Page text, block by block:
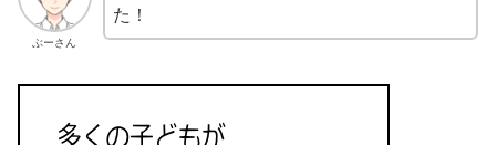
ぶーさん
た！